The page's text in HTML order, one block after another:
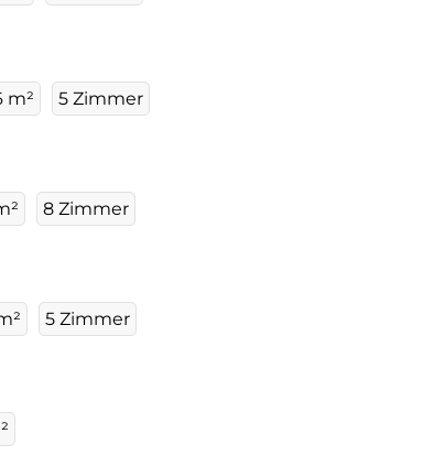
m² 5 Zimmer
8 Zimmer
5 Zimmer